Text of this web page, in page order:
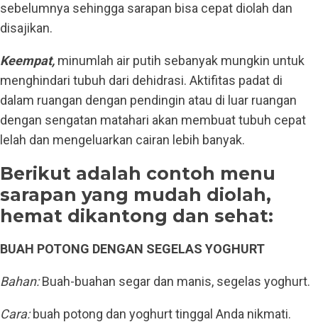
sebelumnya sehingga sarapan bisa cepat diolah dan
disajikan.
Keempat, minumlah air putih sebanyak mungkin untuk
menghindari tubuh dari dehidrasi. Aktifitas padat di
dalam ruangan dengan pendingin atau di luar ruangan
dengan sengatan matahari akan membuat tubuh cepat
lelah dan mengeluarkan cairan lebih banyak.
Berikut adalah contoh menu
sarapan yang mudah diolah,
hemat dikantong dan sehat:
BUAH POTONG DENGAN SEGELAS YOGHURT
Bahan:Buah-buahan segar dan manis, segelas yoghurt.
Cara:buah potong dan yoghurt tinggal Anda nikmati.